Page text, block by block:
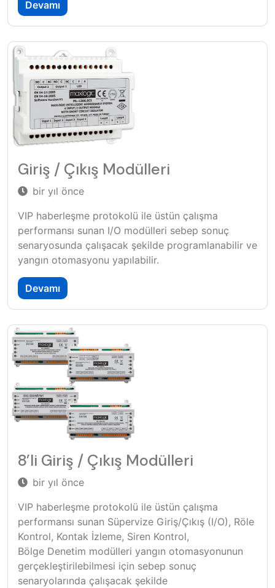
Devamı
Giriş / Çıkış Modülleri
bir yıl önce
VIP haberleşme protokolü ile üstün çalışma
performansı sunan I/O modülleri sebep sonuç
senaryosunda çalışacak şekilde programlanabilir ve
yangın otomasyonu yapılabilir.
Devamı
8’li Giriş / Çıkış Modülleri
bir yıl önce
VIP haberleşme protokolü ile üstün çalışma
performansı sunan Süpervize Giriş/Çıkış (I/O), Röle
Kontrol, Kontak İzleme, Siren Kontrol,
Bölge Denetim modülleri yangın otomasyonunun
gerçekleştirilebilmesi için sebep sonuç
senaryolarında çalışacak şekilde